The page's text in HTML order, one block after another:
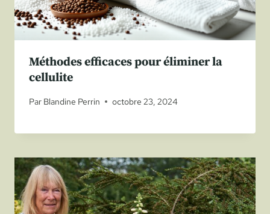
Méthodes efficaces pour éliminer la
cellulite
Par Blandine Perrin octobre 23, 2024